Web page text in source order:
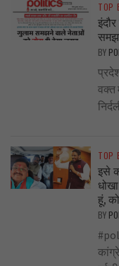
TOP
BY
वक्त
TOP
इसे
हूं,
BY